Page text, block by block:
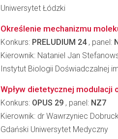
Uniwersytet Łódzki
Określenie mechanizmu
Konkurs: PRELUDIUM 24, panel:
Kierownik: Nataniel Jan
Instytut Biologii Doświadczalnej
Wpływ dietetycznej modulacji
Konkurs: OPUS 29 , panel: NZ7
Kierownik: dr Wawrzyniec
Gdański Uniwersytet Medyczny